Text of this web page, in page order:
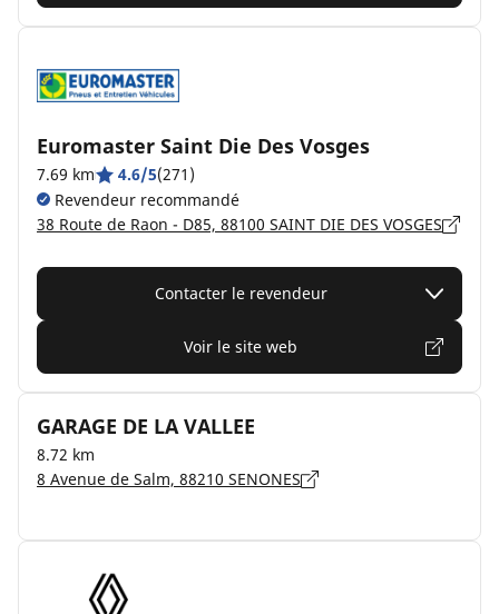
Euromaster Saint Die Des Vosges
7.69 km 4.6/5(271)
Revendeur recommandé
38 Route de Raon - D85, 88100 SAINT DIE DES VOSGES
Contacter le revendeur
Voir le site web
GARAGE DE LA VALLEE
8.72 km
8 Avenue de Salm, 88210 SENONES